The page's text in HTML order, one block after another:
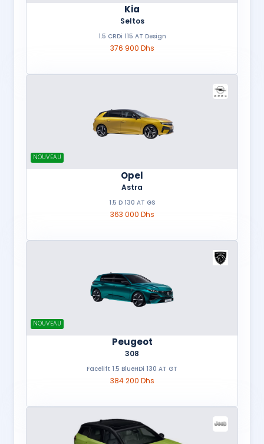
Kia
Seltos
1.5 CRDi 115 AT Design
376 900 Dhs
NOUVEAU
Opel
Astra
1.5 D 130 AT GS
363 000 Dhs
NOUVEAU
Peugeot
308
Facelift 1.5 BlueHDi 130 AT GT
384 200 Dhs